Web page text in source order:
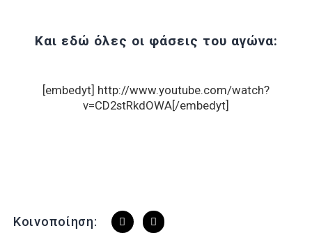
Και εδώ όλες οι φάσεις του αγώνα:
[embedyt] http://www.youtube.com/watch?
v=CD2stRkdOWA[/embedyt]
Κοινοποίηση: